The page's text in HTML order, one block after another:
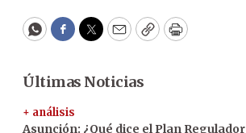
WhatsApp
Facebook
Twitter
EmailCopyPrint
Últimas Noticias
+ análisis
Asunción: ¿Qué dice el Plan Regulador